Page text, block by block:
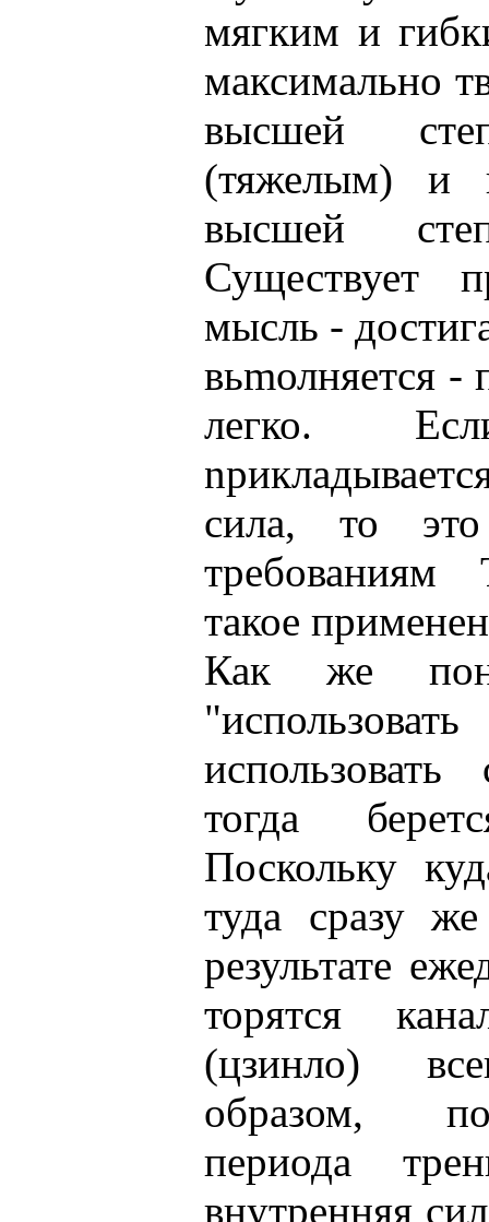
мягким и
максимально
высшей
(тяжелым)
высшей
Существует
мысль -
вьmолняется -
легко.
сила, то это
такое
Как же
тогда
Поскольку
туда сразу
результате
торятся
(цзинло)
образом,
периода
внутренняя